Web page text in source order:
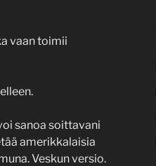
vaan toimii
sanoa soittavani
amerikkalaisia
Veskun versio.